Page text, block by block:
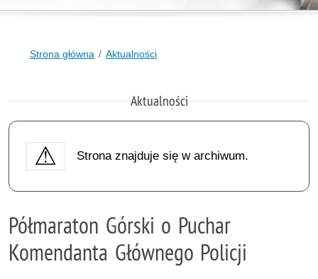
Strona główna Aktualności
Aktualności
Strona znajduje się w archiwum.
Półmaraton Górski o Puchar
Komendanta Głównego Policji